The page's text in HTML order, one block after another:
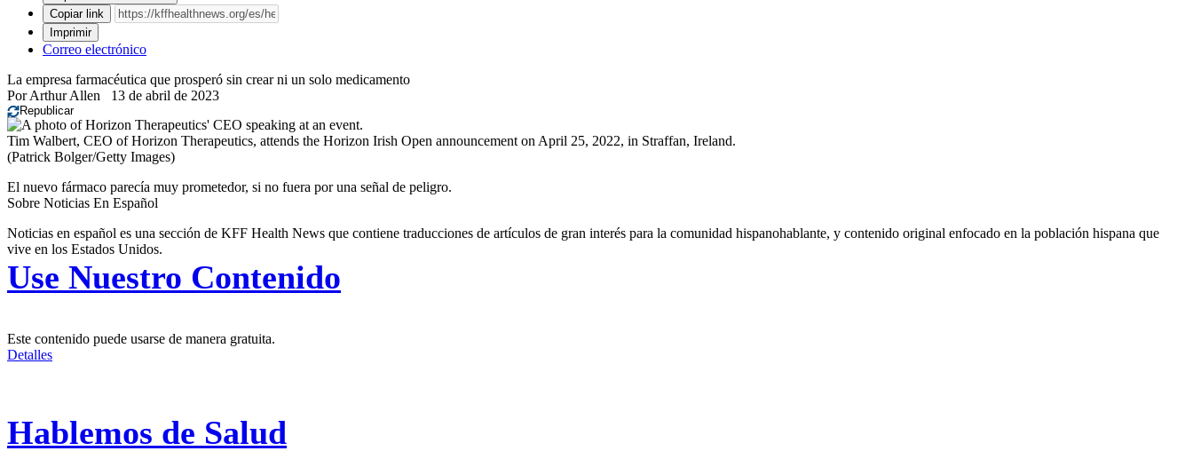
Copiar link
Imprimir
Correo electrónico
La empresa farmacéutica que prosperó sin crear ni un solo medicamento
PorArthur Allen 13 de abril de 2023
Republicar
Tim Walbert, CEO of Horizon Therapeutics, attends the Horizon Irish Open announcement on April 25, 2022, in Straffan, Ireland.
(Patrick Bolger/Getty Images)
El nuevo fármaco parecía muy prometedor, si no fuera por una señal de peligro.
Sobre Noticias En Español
Noticias en español es una sección de KFF Health News que contiene traducciones de artículos de gran interés para la comunidad hispanohablante, y contenido original enfocado en la población hispana que
vive en los Estados Unidos.
Use Nuestro Contenido
Este contenido puede usarse de manera gratuita.
Detalles
Hablemos de Salud